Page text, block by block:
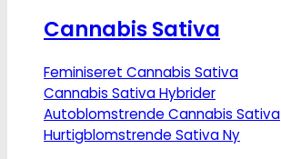
Cannabis Sativa
Feminiseret Cannabis Sativa
Cannabis Sativa Hybrider
Autoblomstrende Cannabis Sativa
Hurtigblomstrende Sativa